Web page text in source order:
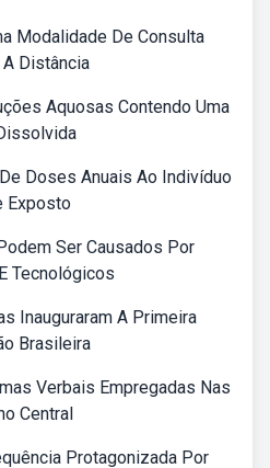
Modalidade De Consulta
Distância
Aquosas Contendo Uma
Doses Anuais Ao Indivíduo
Exposto
Ser Causados Por
Tecnológicos
Inauguraram A Primeira
Brasileira
Verbais Empregadas Nas
Central
Protagonizada Por